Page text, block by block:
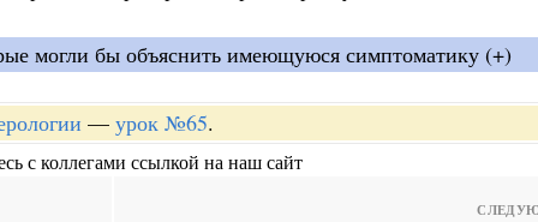
могли бы объяснить имеющуюся симптоматику (+)
— урок №65.
с коллегами ссылкой на наш сайт